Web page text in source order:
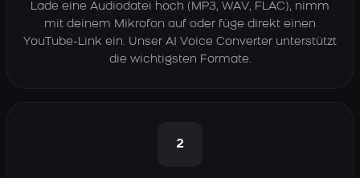
Lade eine Audiodatei hoch (MP3, WAV, FLAC), nimm
mit deinem Mikrofon auf oder füge direkt einen
YouTube-Link ein. Unser AI Voice Converter unterstützt
die wichtigsten Formate.
2